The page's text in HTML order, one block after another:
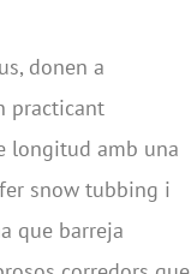
donen a
practicant
longitud amb una
snow tubbing i
que barreja